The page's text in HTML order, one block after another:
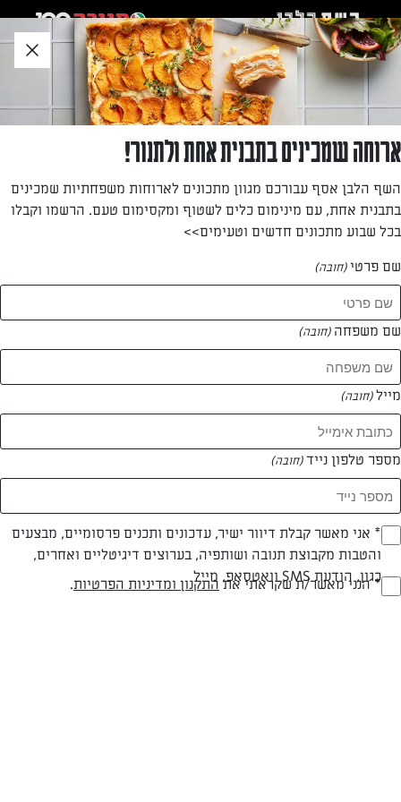
לאזור
תוכן
תחתון
קארין אטיה
—
המתכונים של קארין אטיה
0 מתכונים
המאמרים של קארין אטיה
0 מאמרים
ארוחה שמכינים בתבנית אחת ולתנור!
השף הלבן אסף עבורכם מגוון מתכונים לארוחות משפחתיות שמכינים
בתבנית אחת, עם מינימום כלים לשטוף ומקסימום טעם. הרשמו וקבלו
בכל שבוע מתכונים חדשים וטעימים>>
שם פרטי(חובה)
שם משפחה (חובה)
מייל(חובה)
מספר טלפון נייד(חובה)
(חובה)* אני מאשר קבלת דיוור ישיר, עדכונים ותכנים פרסומיים, מבצעים
והטבות מקבוצת תנובה ושותפיה, בערוצים דיגיטליים ואחרים,
כגון, הודעת SMS וואטסאפ, מייל(חובה)* הנני מאשר/ת שקראתי את התקנון ומדיניות הפרטיות.